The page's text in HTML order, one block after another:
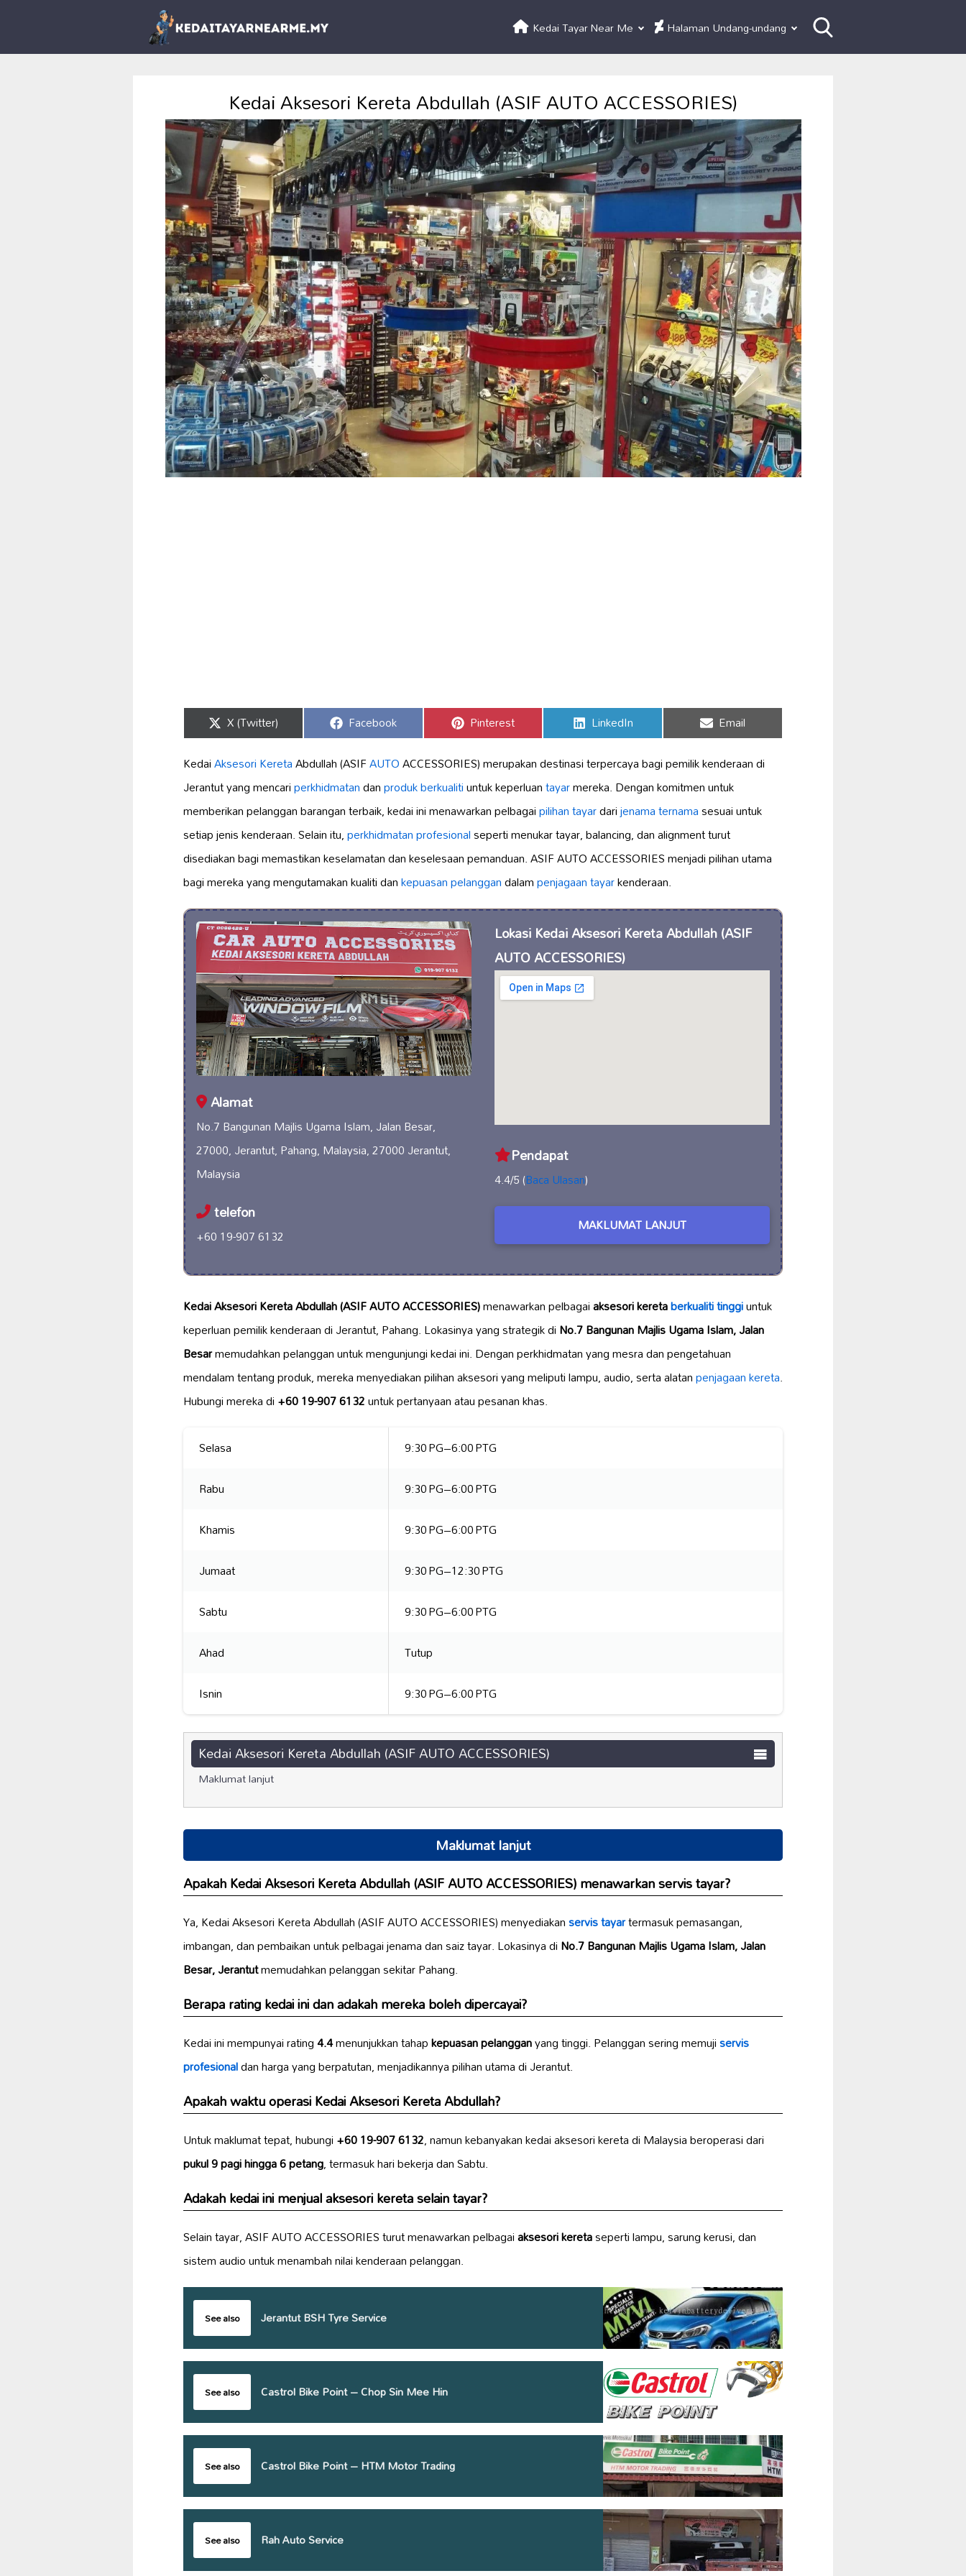
Kedai Tayar Near Me Halaman Undang-undang
Kedai Aksesori Kereta Abdullah (ASIF AUTO ACCESSORIES)
Share
on
X (Twitter) Share
on
Facebook Share
on
Pinterest Share
on
LinkedIn Share
on
Email
KedaiAksesori KeretaAbdullah (ASIFAUTOACCESSORIES) merupakan destinasi terpercaya bagi pemilik kenderaan di
Jerantut yang mencariperkhidmatandanproduk berkualitiuntuk keperluantayarmereka. Dengan komitmen untuk
memberikan pelanggan barangan terbaik, kedai ini menawarkan pelbagaipilihan tayardarijenama ternamasesuai untuk
setiap jenis kenderaan. Selain itu,perkhidmatan profesionalseperti menukar tayar, balancing, dan alignment turut
disediakan bagi memastikan keselamatan dan keselesaan pemanduan. ASIF AUTO ACCESSORIES menjadi pilihan utama
bagi mereka yang mengutamakan kualiti dankepuasan pelanggandalampenjagaan tayarkenderaan.
Alamat
No.7 Bangunan Majlis Ugama Islam, Jalan Besar,
27000, Jerantut, Pahang, Malaysia, 27000 Jerantut,
Malaysia
telefon
+60 19-907 6132
Lokasi Kedai Aksesori Kereta Abdullah (ASIF
AUTO ACCESSORIES)
Pendapat
4.4/5 (Baca Ulasan)
MAKLUMAT LANJUT
Kedai Aksesori Kereta Abdullah (ASIF AUTO ACCESSORIES)menawarkan pelbagaiaksesori keretaberkualiti tinggiuntuk
keperluan pemilik kenderaan di Jerantut, Pahang. Lokasinya yang strategik diNo.7 Bangunan Majlis Ugama Islam, Jalan
Besarmemudahkan pelanggan untuk mengunjungi kedai ini. Dengan perkhidmatan yang mesra dan pengetahuan
mendalam tentang produk, mereka menyediakan pilihan aksesori yang meliputi lampu, audio, serta alatanpenjagaan kereta.
Hubungi mereka di+60 19-907 6132untuk pertanyaan atau pesanan khas.
Selasa
9:30 PG–6:00 PTG
Rabu
9:30 PG–6:00 PTG
Khamis
9:30 PG–6:00 PTG
Jumaat
9:30 PG–12:30 PTG
Sabtu
9:30 PG–6:00 PTG
Ahad
Tutup
Isnin
9:30 PG–6:00 PTG
Kedai Aksesori Kereta Abdullah (ASIF AUTO ACCESSORIES)
Maklumat lanjut
Maklumat lanjut
Apakah Kedai Aksesori Kereta Abdullah (ASIF AUTO ACCESSORIES) menawarkan servis tayar?
Ya, Kedai Aksesori Kereta Abdullah (ASIF AUTO ACCESSORIES) menyediakanservis tayartermasuk pemasangan,
imbangan, dan pembaikan untuk pelbagai jenama dan saiz tayar. Lokasinya diNo.7 Bangunan Majlis Ugama Islam, Jalan
Besar, Jerantutmemudahkan pelanggan sekitar Pahang.
Berapa rating kedai ini dan adakah mereka boleh dipercayai?
Kedai ini mempunyai rating4.4menunjukkan tahapkepuasan pelangganyang tinggi. Pelanggan sering memujiservis
profesionaldan harga yang berpatutan, menjadikannya pilihan utama di Jerantut.
Apakah waktu operasi Kedai Aksesori Kereta Abdullah?
Untuk maklumat tepat, hubungi+60 19-907 6132, namun kebanyakan kedai aksesori kereta di Malaysia beroperasi dari
pukul 9 pagi hingga 6 petang, termasuk hari bekerja dan Sabtu.
Adakah kedai ini menjual aksesori kereta selain tayar?
Selain tayar, ASIF AUTO ACCESSORIES turut menawarkan pelbagaiaksesori keretaseperti lampu, sarung kerusi, dan
sistem audio untuk menambah nilai kenderaan pelanggan.
See also Jerantut BSH Tyre Service
See also Castrol Bike Point – Chop Sin Mee Hin
See also Castrol Bike Point – HTM Motor Trading
See also Rah Auto Service